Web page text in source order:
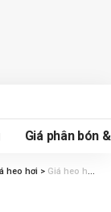
Giá phân bón
heo hơi > Giá heo hơi hôm nay 8/1/2025: Miền Nam tăng mạnh